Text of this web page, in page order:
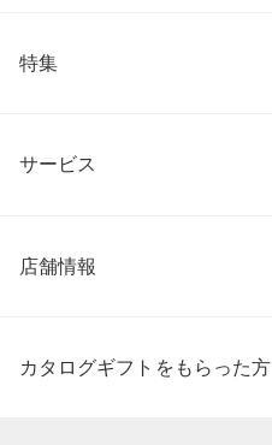
特集
サービス
店舗情報
カタログギフトをもらった方